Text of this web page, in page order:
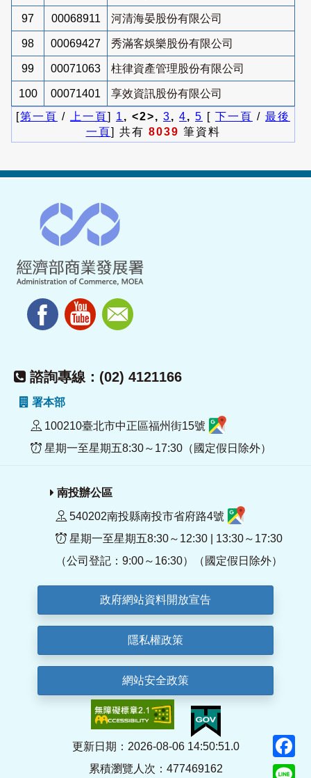
97 00068911 河清海晏股份有限公司
98 00069427 秀滿客娛樂股份有限公司
99 00071063 柱律資產管理股份有限公司
100 00071401
享效資訊股份有限公司
[第一頁 / 上一頁] 1 , <2>, 3, 4, 5 [ 下一頁 / 最後
一頁] 共有 8039 筆資料
諮詢專線：(02) 4121166
署本部
100210臺北市中正區福州街15號
星期一至星期五8:30～17:30（國定假日除外）
南投辦公區
540202南投縣南投市省府路4號
星期一至星期五8:30～12:30 | 13:30～17:30
（公司登記：9:00～16:30）（國定假日除外）
政府網站資料開放宣告
隱私權政策
網站安全政策
更新日期：2026-08-06 14:50:51.0
累積瀏覽人次：477469162